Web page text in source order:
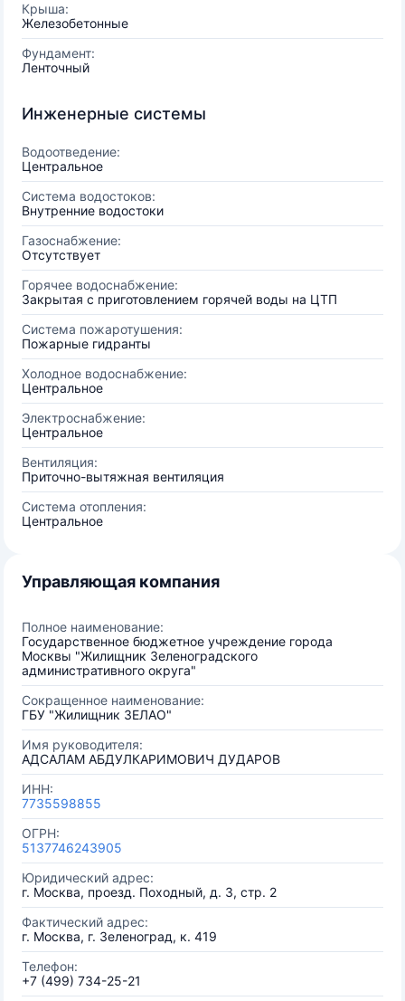
Крыша:
Железобетонные
Фундамент:
Ленточный
Инженерные системы
Водоотведение:
Центральное
Система водостоков:
Внутренние водостоки
Газоснабжение:
Отсутствует
Горячее водоснабжение:
Закрытая с приготовлением горячей воды на ЦТП
Система пожаротушения:
Пожарные гидранты
Холодное водоснабжение:
Центральное
Электроснабжение:
Центральное
Вентиляция:
Приточно-вытяжная вентиляция
Система отопления:
Центральное
Управляющая компания
Полное наименование:
Государственное бюджетное учреждение города
Москвы "Жилищник Зеленоградского
административного округа"
Сокращенное наименование:
ГБУ "Жилищник ЗЕЛАО"
Имя руководителя:
АДСАЛАМ АБДУЛКАРИМОВИЧ ДУДАРОВ
ИНН:
7735598855
ОГРН:
5137746243905
Юридический адрес:
г. Москва, проезд. Походный, д. 3, стр. 2
Фактический адрес:
г. Москва, г. Зеленоград, к. 419
Телефон:
+7 (499) 734-25-21